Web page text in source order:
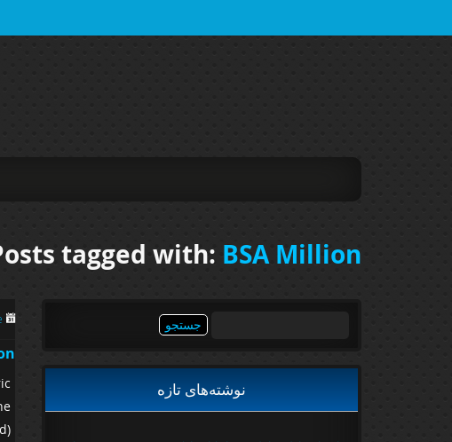
tagged with: BSA Million
نوشته‌های تازه